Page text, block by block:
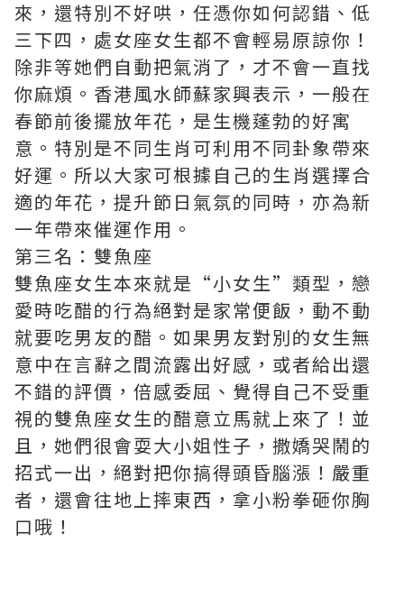
來，還特別不好哄，任憑你如何認錯、低
三下四，處女座女生都不會輕易原諒你！
除非等她們自動把氣消了，才不會一直找
你麻煩。 香港風水師蘇家興表示，一般在
春節前後擺放年花，是生機蓬勃的好寓
意。特別是不同生肖可利用不同卦象帶來
好運。所以大家可根據自己的生肖選擇合
適的年花，提升節日氣氛的同時，亦為新
一年帶來催運作用。
第三名：雙魚座
雙魚座女生本來就是“小女生”類型，戀
愛時吃醋的行為絕對是家常便飯，動不動
就要吃男友的醋。如果男友對別的女生無
意中在言辭之間流露出好感，或者給出還
不錯的評價，倍感委屈、覺得自己不受重
視的雙魚座女生的醋意立馬就上來了！並
且，她們很會耍大小姐性子，撒嬌哭鬧的
招式一出，絕對把你搞得頭昏腦漲！嚴重
者，還會往地上摔東西，拿小粉拳砸你胸
口哦！